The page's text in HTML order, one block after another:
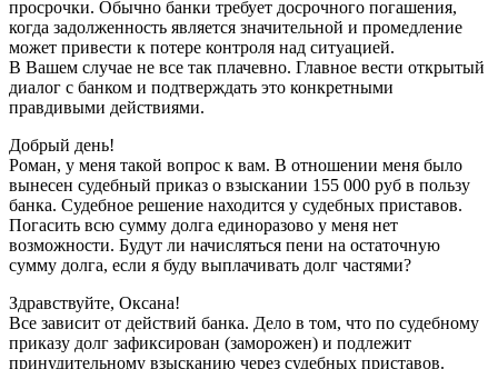
просрочки. Обычно банки требует досрочного погашения,
когда задолженность является значительной и промедление
может привести к потере контроля над ситуацией.
В Вашем случае не все так плачевно. Главное вести открытый
диалог с банком и подтверждать это конкретными
правдивыми действиями.
Добрый день!
Роман, у меня такой вопрос к вам. В отношении меня было
вынесен судебный приказ о взыскании 155 000 руб в пользу
банка. Судебное решение находится у судебных приставов.
Погасить всю сумму долга единоразово у меня нет
возможности. Будут ли начисляться пени на остаточную
сумму долга, если я буду выплачивать долг частями?
Здравствуйте, Оксана!
Все зависит от действий банка. Дело в том, что по судебному
приказу долг зафиксирован (заморожен) и подлежит
принудительному взысканию через судебных приставов.